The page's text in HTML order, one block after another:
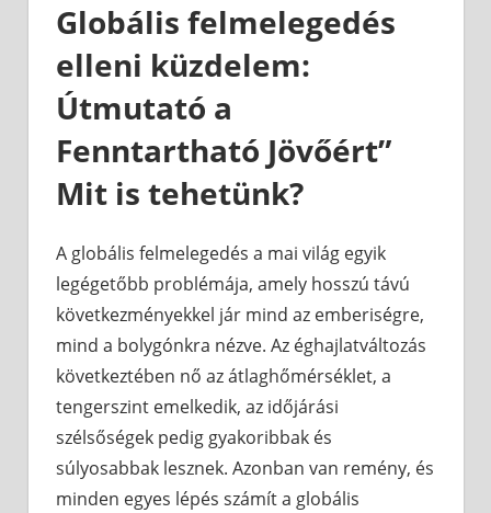
Globális felmelegedés
elleni küzdelem:
Útmutató a
Fenntartható Jövőért”
Mit is tehetünk?
A globális felmelegedés a mai világ egyik
legégetőbb problémája, amely hosszú távú
következményekkel jár mind az emberiségre,
mind a bolygónkra nézve. Az éghajlatváltozás
következtében nő az átlaghőmérséklet, a
tengerszint emelkedik, az időjárási
szélsőségek pedig gyakoribbak és
súlyosabbak lesznek. Azonban van remény, és
minden egyes lépés számít a globális